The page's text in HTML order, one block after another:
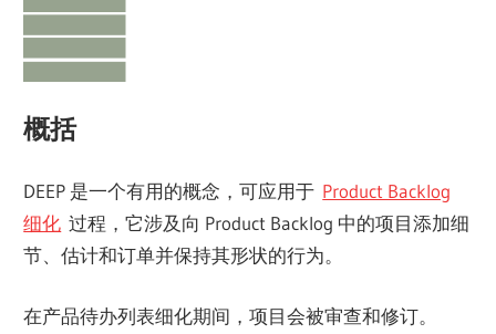
概括
DEEP 是一个有用的概念，可应用于 Product Backlog
细化 过程，它涉及向 Product Backlog 中的项目添加细
节、估计和订单并保持其形状的行为。
在产品待办列表细化期间，项目会被审查和修订。